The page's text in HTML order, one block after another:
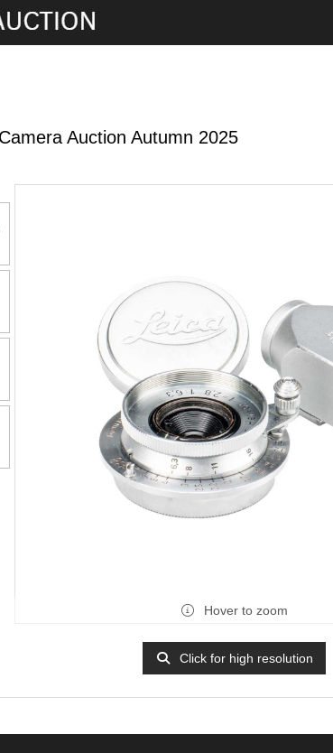
Auction Autumn 2025
Hover to zoom
Click for high resolution